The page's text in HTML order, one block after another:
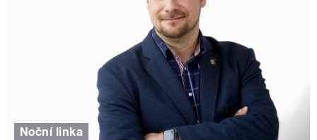
Noční linka